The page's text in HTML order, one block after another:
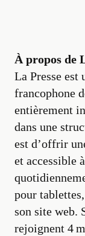
À propos de
La Presse est
francophone
entièrement
dans une
est d’offrir
et accessible
pour
son site web.
rejoignent 4